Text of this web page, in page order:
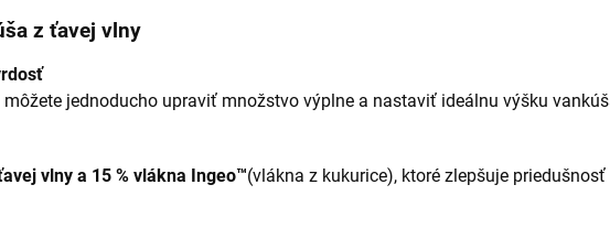
z ťavej vlny
jednoducho upraviť množstvo výplne a nastaviť ideálnu výšku
vlny a 15 % vlákna Ingeo™(vlákna z kukurice), ktoré zlepšuje